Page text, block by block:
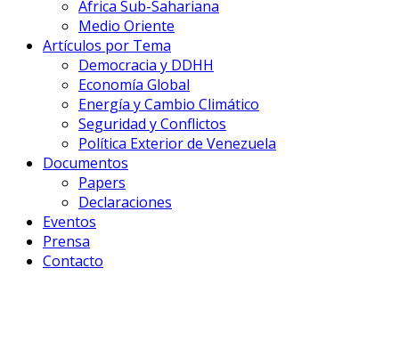
Africa Sub-Sahariana
Medio Oriente
Artículos por Tema
Democracia y DDHH
Economía Global
Energía y Cambio Climático
Seguridad y Conflictos
Política Exterior de Venezuela
Documentos
Papers
Declaraciones
Eventos
Prensa
Contacto